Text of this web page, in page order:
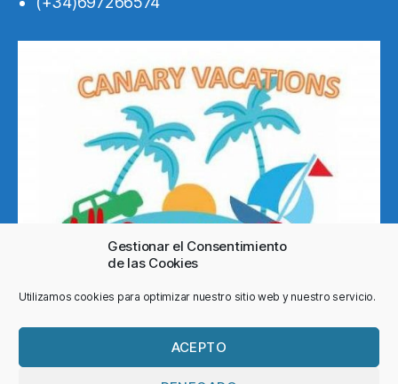
Gestionar el Consentimiento
de las Cookies
Utilizamos cookies para optimizar nuestro sitio web y nuestro servicio.
ACEPTO